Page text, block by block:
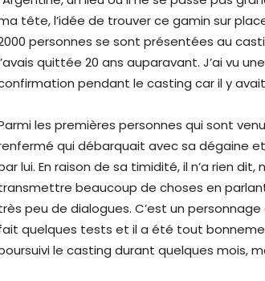
tête, l’idée de trouver ce gamin sur
personnes se sont présentées au
quittée 20 ans auparavant. J’ai vu
pendant le casting car il y
les premières personnes qui sont
qui débarquait avec sa dégaine
lui. En raison de sa timidité, il n’a rien
beaucoup de choses en parlant
peu de dialogues. C’est un
quelques tests et il a été tout
le casting durant quelques mois,